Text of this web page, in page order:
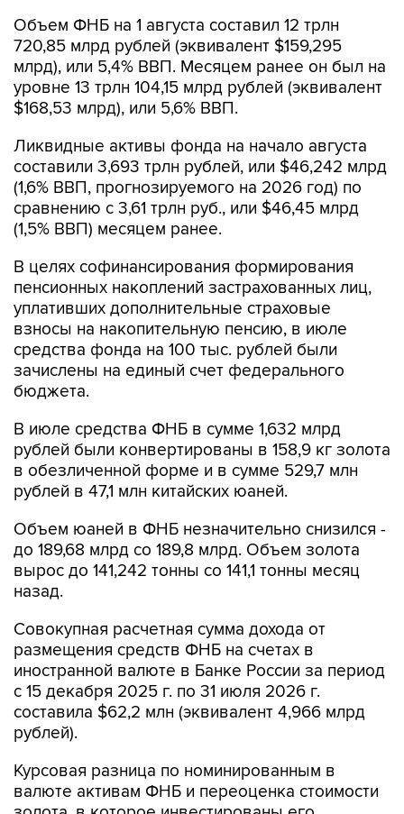
Объем ФНБ на 1 августа составил 12 трлн
720,85 млрд рублей (эквивалент $159,295
млрд), или 5,4% ВВП. Месяцем ранее он был на
уровне 13 трлн 104,15 млрд рублей (эквивалент
$168,53 млрд), или 5,6% ВВП.
Ликвидные активы фонда на начало августа
составили 3,693 трлн рублей, или $46,242 млрд
(1,6% ВВП, прогнозируемого на 2026 год) по
сравнению с 3,61 трлн руб., или $46,45 млрд
(1,5% ВВП) месяцем ранее.
В целях софинансирования формирования
пенсионных накоплений застрахованных лиц,
уплативших дополнительные страховые
взносы на накопительную пенсию, в июле
средства фонда на 100 тыс. рублей были
зачислены на единый счет федерального
бюджета.
В июле средства ФНБ в сумме 1,632 млрд
рублей были конвертированы в 158,9 кг золота
в обезличенной форме и в сумме 529,7 млн
рублей в 47,1 млн китайских юаней.
Объем юаней в ФНБ незначительно снизился -
до 189,68 млрд со 189,8 млрд. Объем золота
вырос до 141,242 тонны со 141,1 тонны месяц
назад.
Совокупная расчетная сумма дохода от
размещения средств ФНБ на счетах в
иностранной валюте в Банке России за период
с 15 декабря 2025 г. по 31 июля 2026 г.
составила $62,2 млн (эквивалент 4,966 млрд
рублей).
Курсовая разница по номинированным в
валюте активам ФНБ и переоценка стоимости